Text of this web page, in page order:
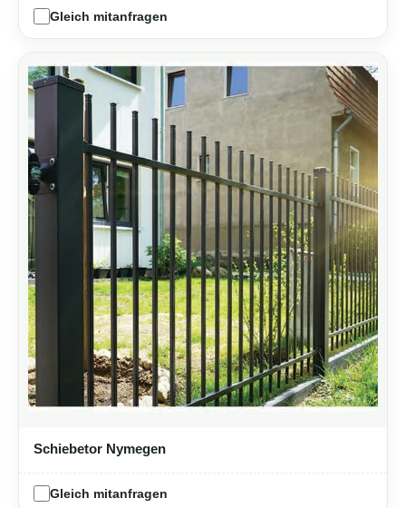
Gleich mitanfragen
Schiebetor Nymegen
Gleich mitanfragen